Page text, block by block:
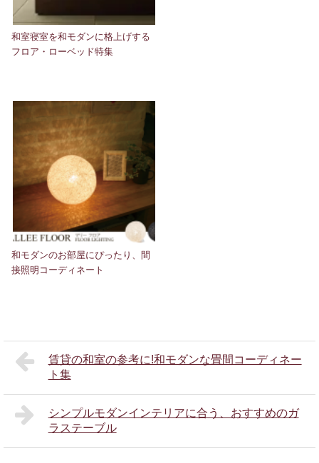
和室寝室を和モダンに格上げする
フロア・ローベッド特集
和モダンのお部屋にぴったり、間
接照明コーディネート
賃貸の和室の参考に!和モダンな畳間コーディネー
ト集
シンプルモダンインテリアに合う、おすすめのガ
ラステーブル